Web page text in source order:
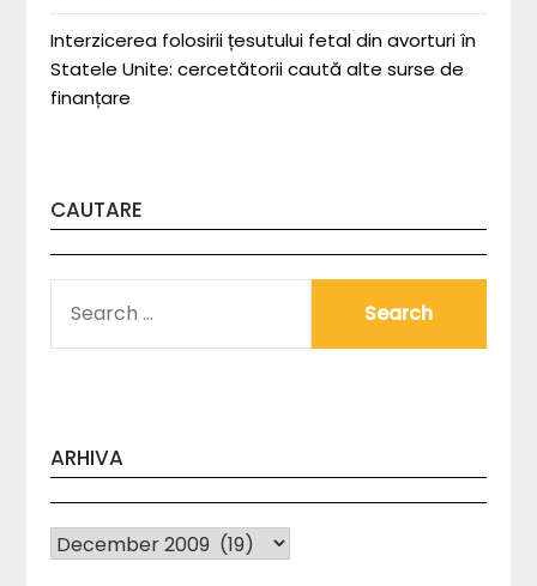
Interzicerea folosirii țesutului fetal din avorturi în
Statele Unite: cercetătorii caută alte surse de
finanțare
CAUTARE
FOR:
ARHIVA
Arhiva